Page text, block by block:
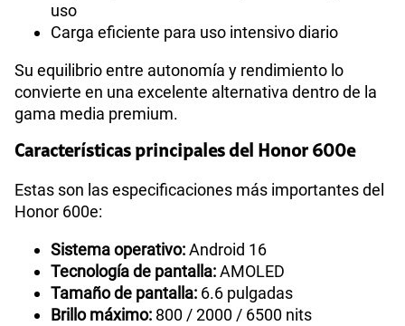
uso
Carga eficiente para uso intensivo diario
Su equilibrio entre autonomía y rendimiento lo
convierte en una excelente alternativa dentro de la
gama media premium.
Características principales del Honor 600e
Estas son las especificaciones más importantes del
Honor 600e:
Sistema operativo:Android 16
Tecnología de pantalla:AMOLED
Tamaño de pantalla: 6.6 pulgadas
Brillo máximo: 800 / 2000 / 6500 nits